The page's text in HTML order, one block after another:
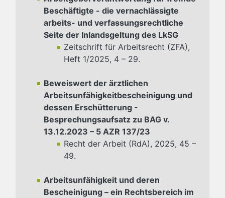
Beschäftigte - die vernachlässigte
arbeits- und verfassungsrechtliche
Seite der Inlandsgeltung des LkSG
Zeitschrift für Arbeitsrecht (ZFA),
Heft 1/2025, 4 – 29.
Beweiswert der ärztlichen
Arbeitsunfähigkeitbescheinigung und
dessen Erschütterung -
Besprechungsaufsatz zu BAG v.
13.12.2023 – 5 AZR 137/23
Recht der Arbeit (RdA), 2025, 45 –
49.
Arbeitsunfähigkeit und deren
Bescheinigung – ein Rechtsbereich im